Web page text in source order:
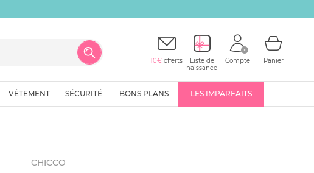
10€ offerts
Liste de
naissance
Compte Panier
VÊTEMENT SÉCURITÉ BONS PLANS LES IMPARFAITS
CHICCO